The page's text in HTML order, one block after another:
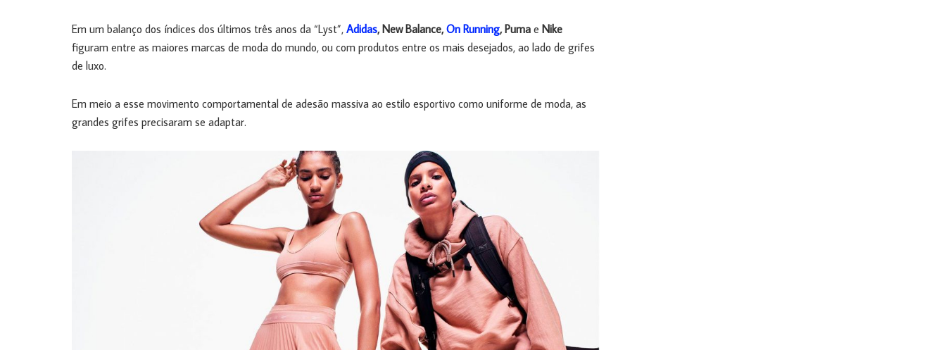
Em um balanço dos índices dos últimos três anos da “Lyst”, Adidas, New Balance, On Running, Puma e Nike
figuram entre as maiores marcas de moda do mundo, ou com produtos entre os mais desejados, ao lado de grifes
de luxo.
Em meio a esse movimento comportamental de adesão massiva ao estilo esportivo como uniforme de moda, as
grandes grifes precisaram se adaptar.